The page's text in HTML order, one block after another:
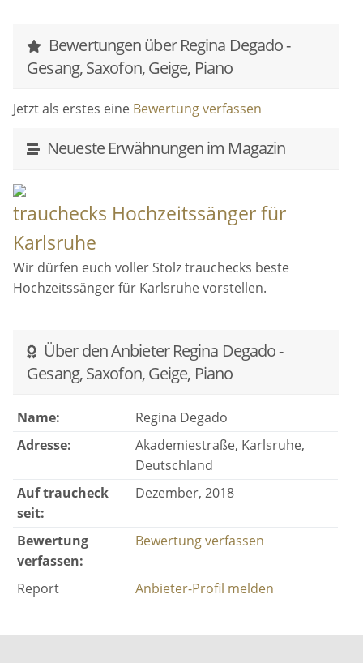
Bewertungen über Regina Degado -
Gesang, Saxofon, Geige, Piano
Jetzt als erstes eine Bewertung verfassen
Neueste Erwähnungen im Magazin
trauchecks Hochzeitssänger für
Karlsruhe
Wir dürfen euch voller Stolz trauchecks beste
Hochzeitssänger für Karlsruhe vorstellen.
Über den Anbieter Regina Degado -
Gesang, Saxofon, Geige, Piano
Name:
Regina Degado
Adresse:
Akademiestraße, Karlsruhe,
Deutschland
Auf traucheck
seit:
Dezember, 2018
Bewertung
verfassen:
Bewertung verfassen
Report Anbieter-Profil melden